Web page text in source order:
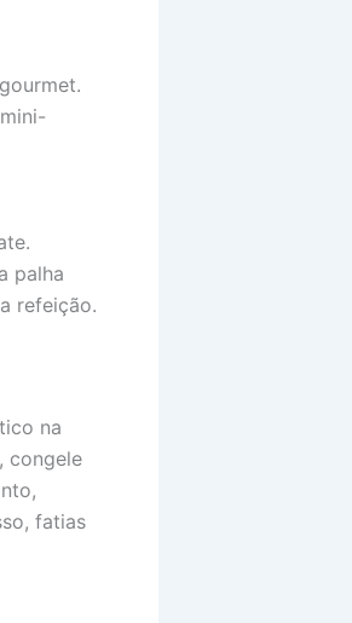
palha
refeição.
na
congele
fatias